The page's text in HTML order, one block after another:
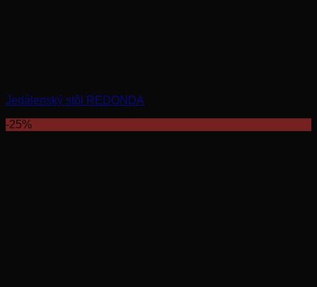
Jedálenský stôl REDONDA
-25%